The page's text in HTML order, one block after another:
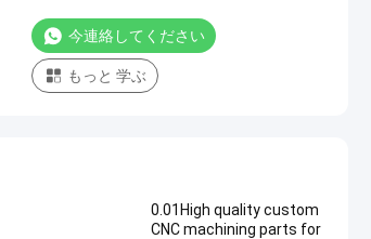
今連絡してください
もっと 学ぶ
0.01High quality custom
CNC machining parts for